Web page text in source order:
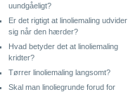
uundgåeligt?
Er det rigtigt at linoliemaling udvider
sig når den hærder?
Hvad betyder det at linoliemaling
kridter?
Tørrer linoliemaling langsomt?
Skal man linoliegrunde forud for